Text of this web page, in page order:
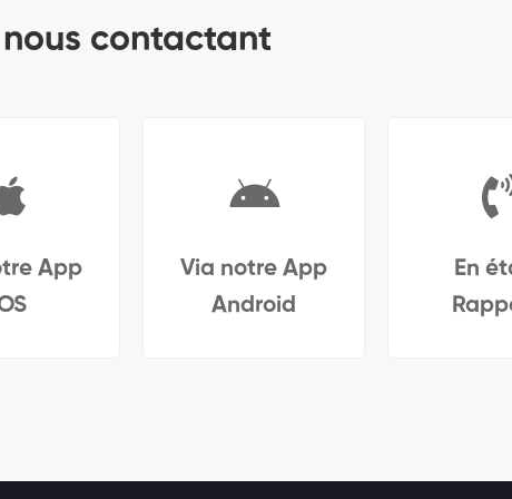
nous contactant
App
Via notre App
Android
En